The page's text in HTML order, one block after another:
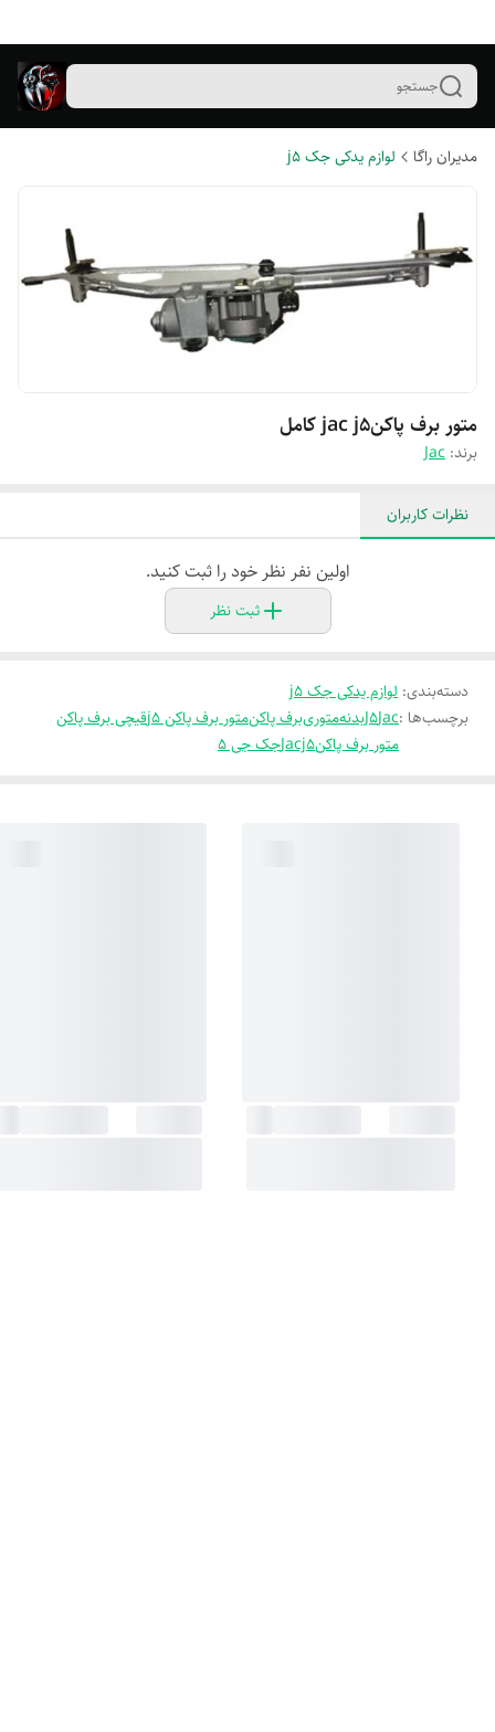
جستجو
مدیران راگا لوازم یدکی جک j5
متور برف پاکنjac j5 کامل
برند: Jac
نظرات کاربران
اولین نفر نظر خود را ثبت کنید.
ثبت نظر
دسته‌بندی: لوازم یدکی جک j5
برچسب‌ها :Jac
J5بدنهمتوریبرف پاکنمتور برف پاکن j5 قیچی برف پاکن
متور برف پاکنJacj5جک جی ۵